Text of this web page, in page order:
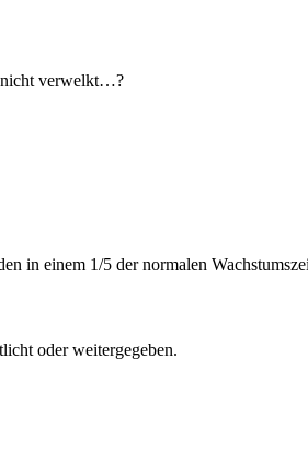
nicht verwelkt…?
in einem 1/5 der normalen
oder weitergegeben.